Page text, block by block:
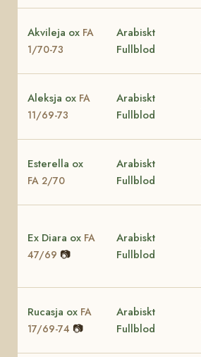
Akvileja ox FA
1/70-73
Arabiskt
Fullblod
Aleksja ox FA
11/69-73
Arabiskt
Fullblod
Esterella ox
FA 2/70
Arabiskt
Fullblod
Ex Diara ox FA
47/69 📷
Arabiskt
Fullblod
Rucasja ox FA
17/69-74 📷
Arabiskt
Fullblod